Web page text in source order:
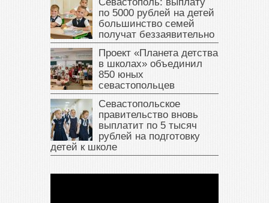
Севастополь: выплату
по 5000 рублей на детей
большинство семей
получат беззаявительно
Проект «Планета детства
в школах» объединил
850 юных
севастопольцев
Севастопольское
правительство вновь
выплатит по 5 тысяч
рублей на подготовку
детей к школе